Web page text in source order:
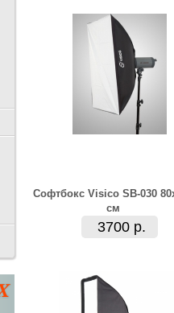
Софтбокс Visico SB-030
см
3700 р.